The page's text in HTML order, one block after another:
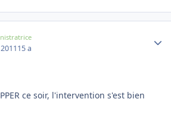
15 a
ce soir, l'intervention s'est bien